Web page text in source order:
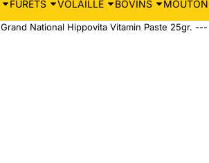
FURETS VOLAILLE BOVINS
Grand National Hippovita Vitamin Paste 25gr.